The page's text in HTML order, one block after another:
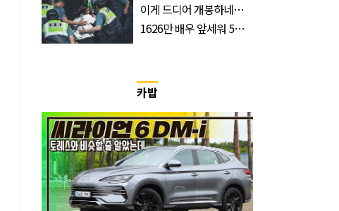
이게 드디어 개봉하네…
1626만 배우 앞세워 5년
카밥